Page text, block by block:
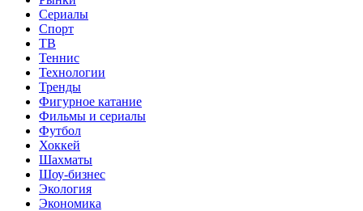
Сериалы
Спорт
ТВ
Теннис
Технологии
Тренды
Фигурное катание
Фильмы и сериалы
Футбол
Хоккей
Шахматы
Шоу-бизнес
Экология
Экономика